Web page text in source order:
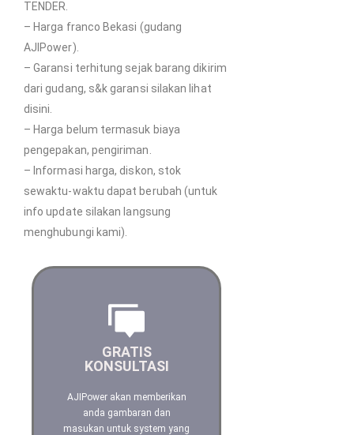
TENDER.
– Harga franco Bekasi (gudang
AJIPower).
– Garansi terhitung sejak barang dikirim
dari gudang, s&k garansi silakan lihat
disini.
– Harga belum termasuk biaya
pengepakan, pengiriman.
– Informasi harga, diskon, stok
sewaktu-waktu dapat berubah (untuk
info update silakan langsung
menghubungi kami).
GRATIS
KONSULTASI
AJIPower akan memberikan
anda gambaran dan
masukan untuk system yang
Saran dan masukan yang
Anda
Hubungi kami